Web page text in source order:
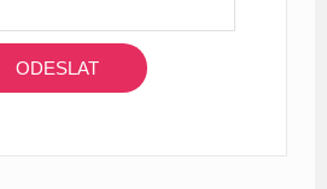
ODESLAT